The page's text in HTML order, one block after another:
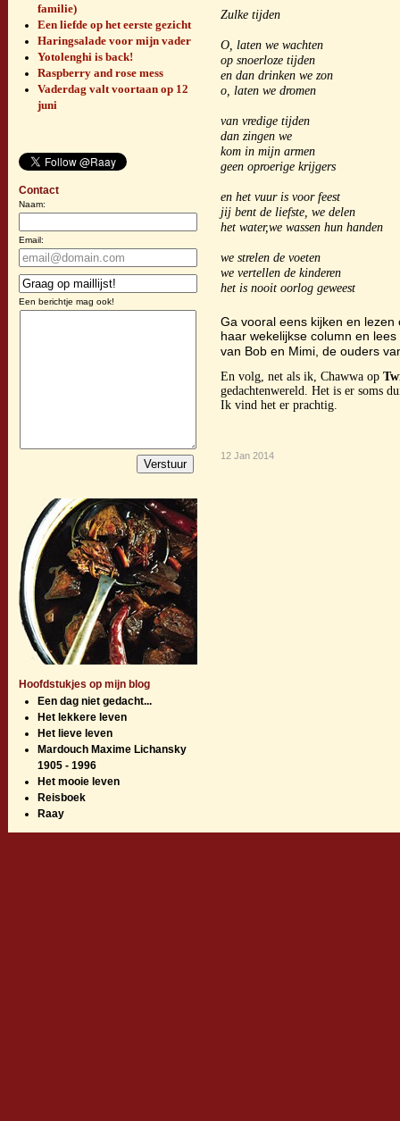
familie)
Een liefde op het eerste gezicht
Haringsalade voor mijn vader
Yotolenghi is back!
Raspberry and rose mess
Vaderdag valt voortaan op 12
juni
Contact
Naam:
Email:
Een berichtje mag ook!
Hoofdstukjes op mijn blog
Een dag niet gedacht...
Het lekkere leven
Het lieve leven
Mardouch Maxime Lichansky
1905 - 1996
Het mooie leven
Reisboek
Raay
Zulke tijden
O, laten we wachten
op snoerloze tijden
en dan drinken we zon
o, laten we dromen
van vredige tijden
dan zingen we
kom in mijn armen
geen oproerige krijgers
en het vuur is voor feest
jij bent de liefste, we delen
het water,we wassen hun handen
we strelen de voeten
we vertellen de kinderen
het is nooit oorlog geweest
Ga vooral eens kijken en
haar wekelijkse column en lees
van Bob en Mimi, de ouders
En volg, net als ik, Chawwa op
gedachtenwereld. Het is er soms
Ik vind het er prachtig.
12 Jan 2014